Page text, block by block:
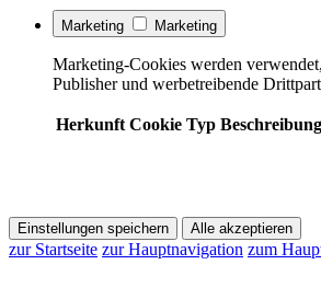
Marketing Marketing
Marketing-Cookies werden
Publisher und werbetreibende
Herkunft Cookie Typ Beschreibung
Einstellungen speichern Alle akzeptieren
zur Startseite zur Hauptnavigation zum